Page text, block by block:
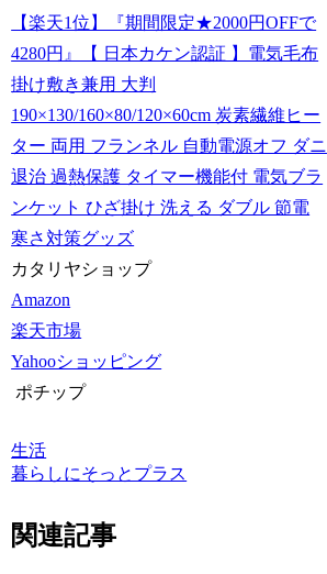
【楽天1位】『期間限定★2000円OFFで
4280円』【 日本カケン認証 】電気毛布
掛け敷き兼用 大判
190×130/160×80/120×60cm 炭素繊維ヒー
ター 両用 フランネル 自動電源オフ ダニ
退治 過熱保護 タイマー機能付 電気ブラ
ンケット ひざ掛け 洗える ダブル 節電
寒さ対策グッズ
カタリヤショップ
Amazon
楽天市場
Yahooショッピング
ポチップ
生活
暮らしにそっとプラス
関連記事